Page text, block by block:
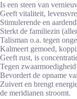
Is een steen van
Geeft vitaliteit,
Stimulerende en
Sterkt de familiezin
Talisman o.a. tegen
Kalmeert gemoed,
Geeft rust, is
Tegen zwaarmoedigheid
Bevordert de opname
Zuivert en brengt
de meridianen stroomt.